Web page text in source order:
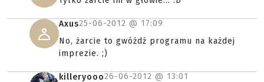
Axus25-06-2012 @ 17:09
No, żarcie to gwóźdź programu na każdej
imprezie. ;)
killeryooo26-06-2012 @ 13:01